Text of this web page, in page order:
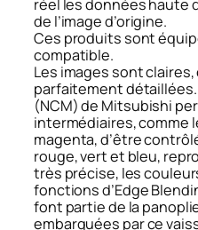
réel les données haute
de l’image d’origine.
Ces produits sont
compatible.
Les images sont
parfaitement
(NCM) de Mitsubishi
intermédiaires, comme
magenta, d’être
rouge, vert et bleu,
très précise, les
fonctions d’Edge
font partie de la
embarquées par ce